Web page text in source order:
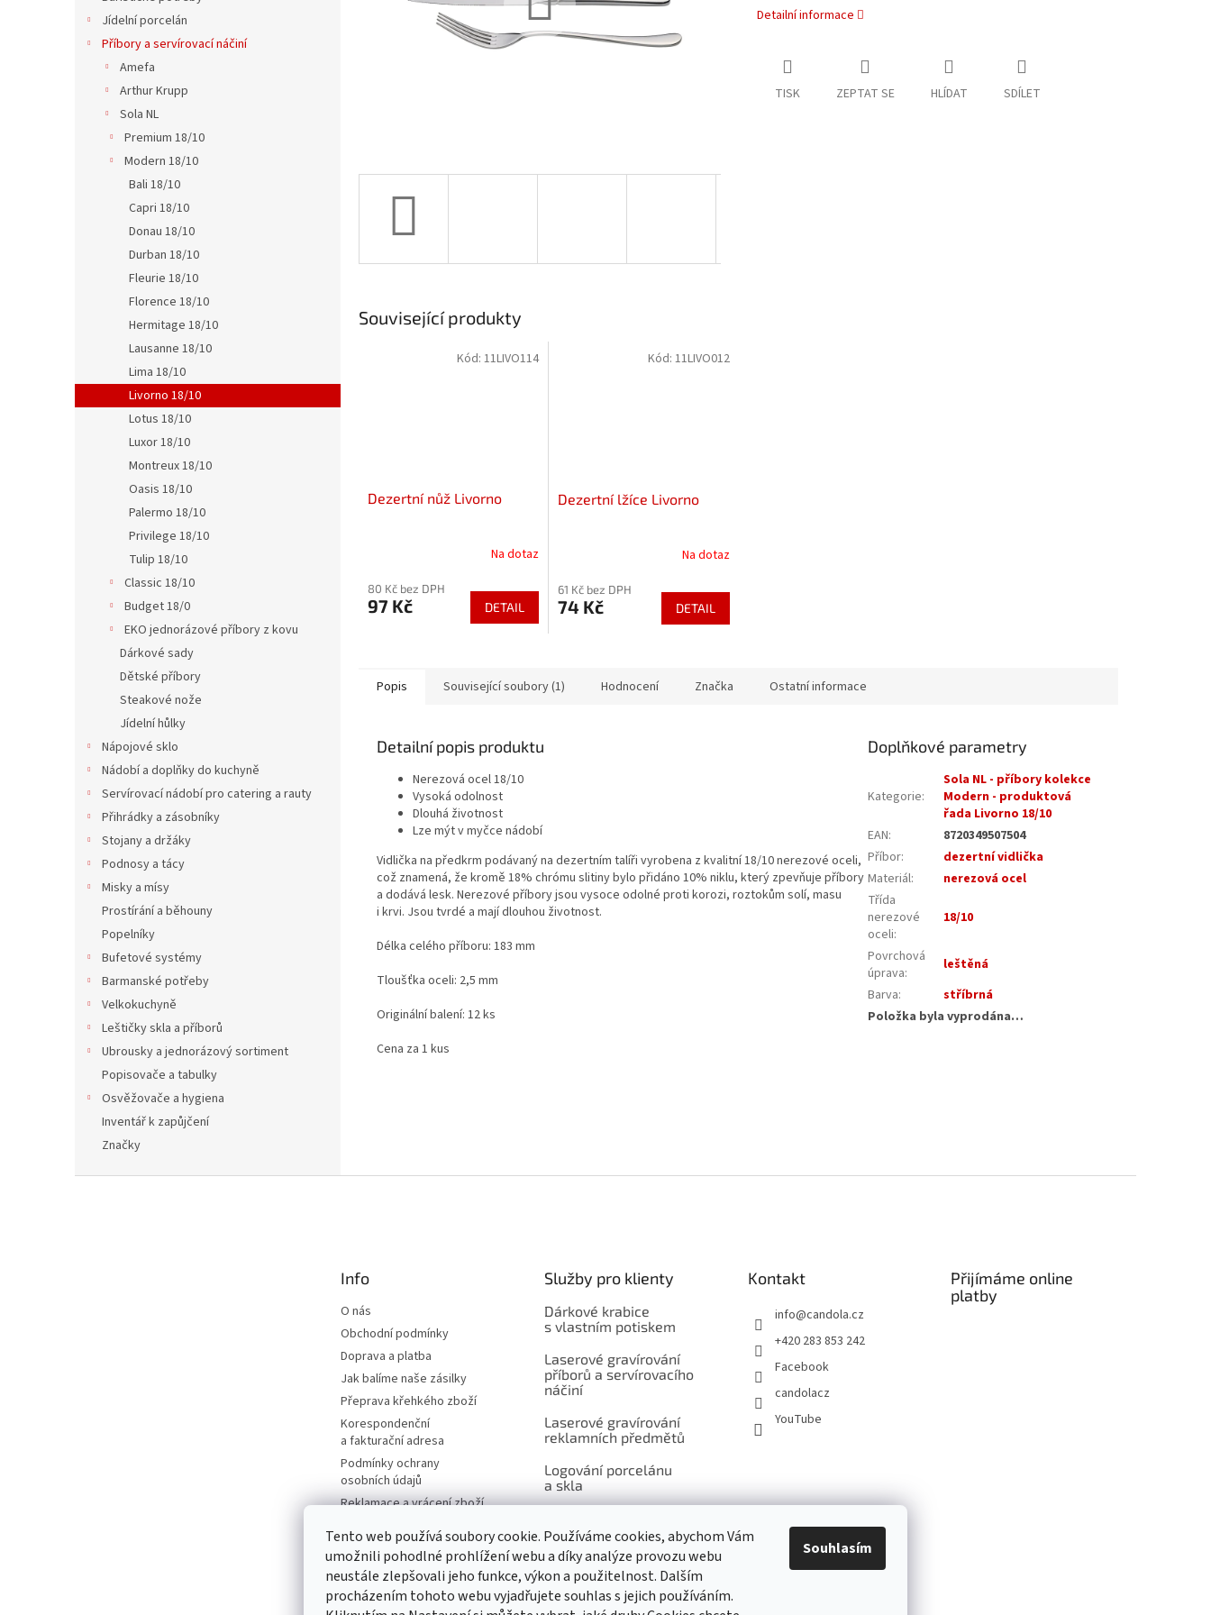
Tento web používá soubory cookie. Používáme cookies, abychom Vám
umožnili pohodlné prohlížení webu a díky analýze provozu webu
neustále zlepšovali jeho funkce, výkon a použitelnost. Dalším
procházením tohoto webu vyjadřujete souhlas s jejich používáním.
Souhlasím
Jídelní porcelán
Příbory a servírovací náčiní
Amefa
Arthur Krupp
Sola NL
Premium 18/10
Modern 18/10
Bali 18/10
Capri 18/10
Donau 18/10
Durban 18/10
Fleurie 18/10
Florence 18/10
Hermitage 18/10
Lausanne 18/10
Lima 18/10
Livorno 18/10
Lotus 18/10
Luxor 18/10
Montreux 18/10
Oasis 18/10
Palermo 18/10
Privilege 18/10
Tulip 18/10
Classic 18/10
Budget 18/0
EKO jednorázové příbory z kovu
Dárkové sady
Dětské příbory
Steakové nože
Jídelní hůlky
Nápojové sklo
Nádobí a doplňky do kuchyně
Servírovací nádobí pro catering a rauty
Přihrádky a zásobníky
Stojany a držáky
Podnosy a tácy
Misky a mísy
Prostírání a běhouny
Popelníky
Bufetové systémy
Barmanské potřeby
Velkokuchyně
Leštičky skla a příborů
Ubrousky a jednorázový sortiment
Popisovače a tabulky
Osvěžovače a hygiena
Inventář k zapůjčení
Značky
Detailní informace
TISK ZEPTAT SE HLÍDAT SDÍLET
Související produkty
Dezertní nůž Livorno
Na dotaz
80 Kč bez DPH
97 Kč DETAIL
Kód: 11LIVO114
Dezertní lžíce Livorno
Na dotaz
61 Kč bez DPH
74 Kč DETAIL
Kód: 11LIVO012
Popis Související soubory (1) Hodnocení Značka Ostatní informace
Detailní popis produktu
Nerezová ocel 18/10
Vysoká odolnost
Dlouhá životnost
Lze mýt v myčce nádobí
Vidlička na předkrm podávaný na dezertním talíři vyrobena z kvalitní 18/10 nerezové oceli,
což znamená, že kromě 18% chrómu slitiny bylo přidáno 10% niklu, který zpevňuje příbory
a dodává lesk. Nerezové příbory jsou vysoce odolné proti korozi, roztokům solí, masu
i krvi. Jsou tvrdé a mají dlouhou životnost.
Délka celého příboru: 183 mm
Tloušťka oceli: 2,5 mm
Originální balení: 12 ks
Cena za 1 kus
Doplňkové parametry
Kategorie:
Sola NL - příbory kolekce
Modern - produktová
řada Livorno 18/10
EAN:
8720349507504
Příbor:
dezertní vidlička
Materiál:
nerezová ocel
Třída
nerezové
oceli:
18/10
Povrchová
úprava:
leštěná
Barva:
stříbrná
Položka byla vyprodána…
Info
O nás
Obchodní podmínky
Doprava a platba
Jak balíme naše zásilky
Přeprava křehkého zboží
Korespondenční
a fakturační adresa
Podmínky ochrany
osobních údajů
Reklamace a vrácení zboží
Moje objednávka
Prodávané značky
Katalogy
Kontakty
Služby pro klienty
Dárkové krabice
s vlastním potiskem
Laserové gravírování
příborů a servírovacího
náčiní
Laserové gravírování
reklamních předmětů
Logování porcelánu
a skla
a potisk
Ukázky reklamního
potisku produktů
Kontakt
info@candola.cz
+420 283 853 242
Facebook
candolacz
YouTube
Přijímáme online
platby